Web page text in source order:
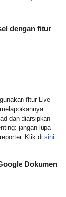
fitur Live
dan diarsipkan
jangan lupa
Klik di sini
Dokumen